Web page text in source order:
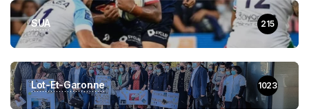
SUA 215
Lot-Et-Garonne 1023